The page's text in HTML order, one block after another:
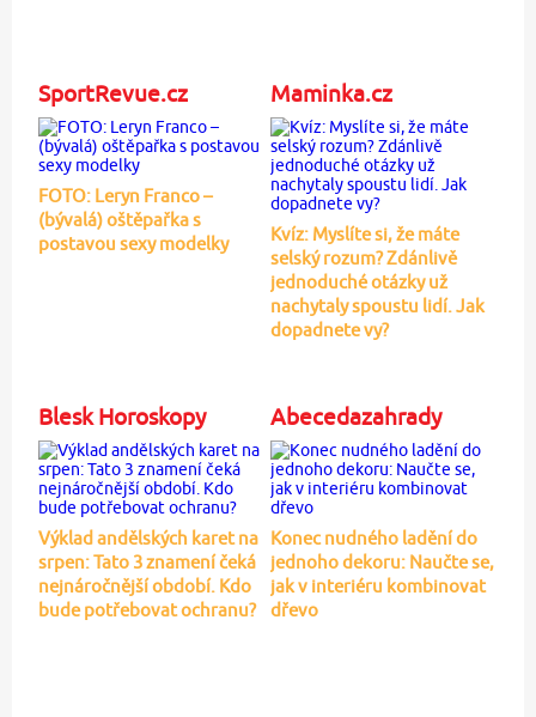
SportRevue.cz
FOTO: Leryn Franco –
(bývalá) oštěpařka s
postavou sexy modelky
Maminka.cz
Kvíz: Myslíte si, že máte
selský rozum? Zdánlivě
jednoduché otázky už
nachytaly spoustu lidí. Jak
dopadnete vy?
Blesk Horoskopy
Výklad andělských karet na
srpen: Tato 3 znamení čeká
nejnáročnější období. Kdo
bude potřebovat ochranu?
Abecedazahrady
Konec nudného ladění do
jednoho dekoru: Naučte se,
jak v interiéru kombinovat
dřevo